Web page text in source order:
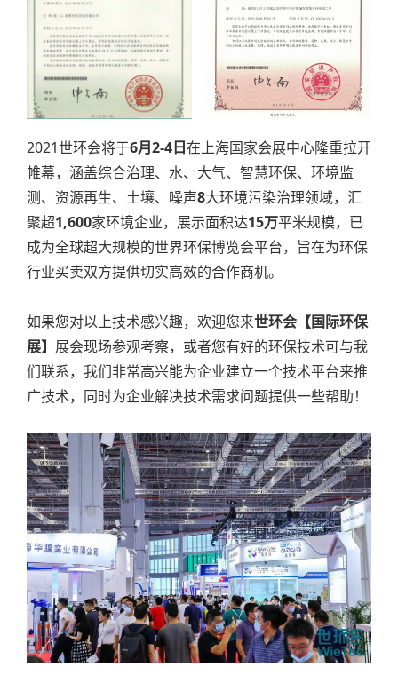
2021世环会将于6月2-4日在上海国家会展中心隆重拉开
帷幕，涵盖综合治理、水、大气、智慧环保、环境监
测、资源再生、土壤、噪声8大环境污染治理领域，汇
聚超1,600家环境企业，展示面积达15万平米规模，已
成为全球超大规模的世界环保博览会平台，旨在为环保
行业买卖双方提供切实高效的合作商机。
如果您对以上技术感兴趣，欢迎您来世环会【国际环保
展】 展会现场参观考察，或者您有好的环保技术可与我
们联系，我们非常高兴能为企业建立一个技术平台来推
广技术，同时为企业解决技术需求问题提供一些帮助！